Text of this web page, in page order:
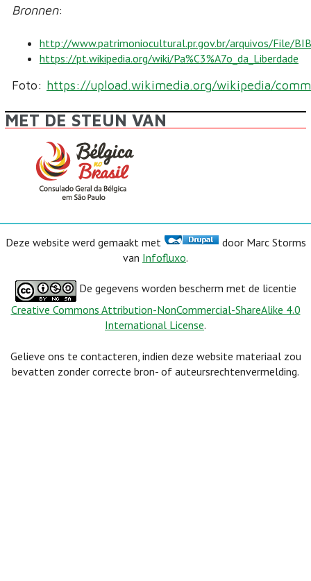
Bronnen:
http://www.patrimoniocultural.pr.gov.br/arquivos/File/
https://pt.wikipedia.org/wiki/Pa%C3%A7o_da_Liberdade​
Foto: https://upload.wikimedia.org/wikipedia/
MET DE STEUN VAN
Deze website werd gemaakt met
door Marc Storms
van Infofluxo.
De gegevens worden bescherm met de licentie
Creative Commons Attribution-NonCommercial-ShareAlike 4.0
International License.
Gelieve ons te contacteren, indien deze website materiaal zou
bevatten zonder correcte bron- of auteursrechtenvermelding.